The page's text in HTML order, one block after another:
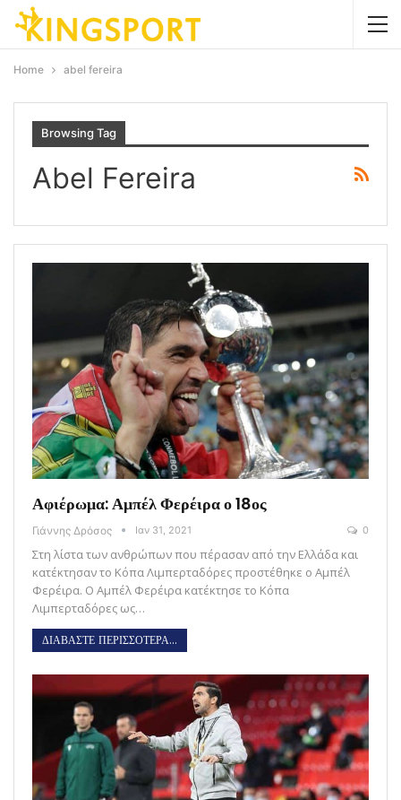
Home abel fereira
Browsing Tag
Abel Fereira
Αφιέρωμα: Αμπέλ Φερέιρα ο 18ος
Γιάννης Δρόσος Ιαν 31, 2021 0
Στη λίστα των ανθρώπων που πέρασαν από την Ελλάδα και
κατέκτησαν το Κόπα Λιμπερταδόρες προστέθηκε ο Αμπέλ
Φερέιρα. Ο Αμπέλ Φερέιρα κατέκτησε το Κόπα
Λιμπερταδόρες ως…
ΔΙΑΒΑΣΤΕ ΠΕΡΙΣΣΟΤΕΡΑ...